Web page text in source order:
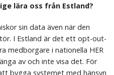
lära oss från Estland?
sin data även när den
I Estland är det ett opt-out-
medborgare i nationella HER
av och inte visa det. För
bygga systemet med hänsyn